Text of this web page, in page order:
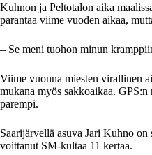
Kuhnon ja Peltotalon aika
parantaa viime vuoden aikaa,
– Se meni tuohon minun
Viime vuonna miesten virallinen
mukana myös sakkoaikaa.
parempi.
Saarijärvellä asuva Jari Kuhno
voittanut SM-kultaa 11 kertaa.